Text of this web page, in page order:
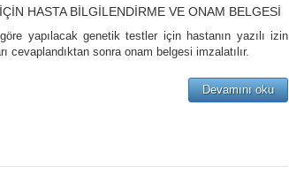
HASTA BİLGİLENDİRME VE ONAM BELGESİ
yapılacak genetik testler için hastanın yazılı izin
sonra onam belgesi imzalatılır.
Devamını oku